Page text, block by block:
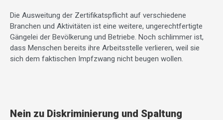
Die Ausweitung der Zertifikatspflicht auf verschiedene
Branchen und Aktivitäten ist eine weitere, ungerechtfertigte
Gängelei der Bevölkerung und Betriebe. Noch schlimmer ist,
dass Menschen bereits ihre Arbeitsstelle verlieren, weil sie
sich dem faktischen Impfzwang nicht beugen wollen.
Nein zu Diskriminierung und Spaltung